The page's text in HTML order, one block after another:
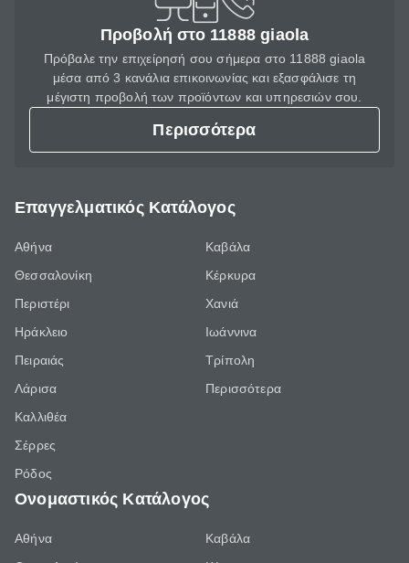
Προβολή στο 11888 giaola
Πρόβαλε την επιχείρησή σου σήμερα στο 11888 giaola
μέσα από 3 κανάλια επικοινωνίας και εξασφάλισε τη
μέγιστη προβολή των προϊόντων και υπηρεσιών σου.
Περισσότερα
Επαγγελματικός Κατάλογος
Αθήνα
Θεσσαλονίκη
Περιστέρι
Ηράκλειο
Πειραιάς
Λάρισα
Καλλιθέα
Σέρρες
Ρόδος
Καβάλα
Κέρκυρα
Χανιά
Ιωάννινα
Τρίπολη
Περισσότερα
Ονομαστικός Κατάλογος
Αθήνα
Καβάλα